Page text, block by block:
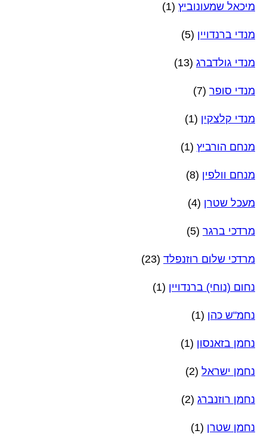
מיכאל שמעונוביץ (1)
מנדי ברנדויין (5)
מנדי גולדברג (13)
מנדי סופר (7)
מנדי קלצקין (1)
מנחם הורביץ (1)
מנחם וולפין (8)
מעכל שטרן (4)
מרדכי ברגר (5)
מרדכי שלום רוזנפלד (23)
נחום (נוחי) ברנדויין (1)
נחמ"ש כהן (1)
נחמן בזאנסון (1)
נחמן ישראל (2)
נחמן רוזנברג (2)
נחמן שטרן (1)